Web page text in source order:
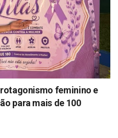
feminino e
para mais de 100